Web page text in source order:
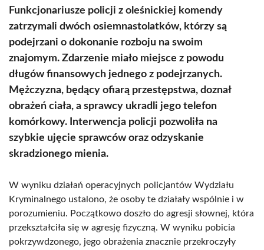
Funkcjonariusze policji z oleśnickiej komendy
zatrzymali dwóch osiemnastolatków, którzy są
podejrzani o dokonanie rozboju na swoim
znajomym. Zdarzenie miało miejsce z powodu
długów finansowych jednego z podejrzanych.
Mężczyzna, będący ofiarą przestępstwa, doznał
obrażeń ciała, a sprawcy ukradli jego telefon
komórkowy. Interwencja policji pozwoliła na
szybkie ujęcie sprawców oraz odzyskanie
skradzionego mienia.
W wyniku działań operacyjnych policjantów Wydziału
Kryminalnego ustalono, że osoby te działały wspólnie i w
porozumieniu. Początkowo doszło do agresji słownej, która
przekształciła się w agresję fizyczną. W wyniku pobicia
pokrzywdzonego, jego obrażenia znacznie przekroczyły